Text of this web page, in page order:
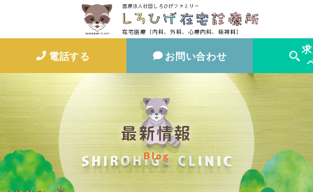
電話する お問い合わせ
最新情報
Blog